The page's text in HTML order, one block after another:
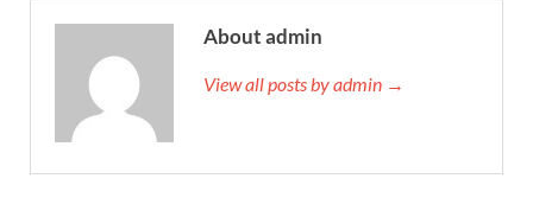
About admin
View all posts by admin →